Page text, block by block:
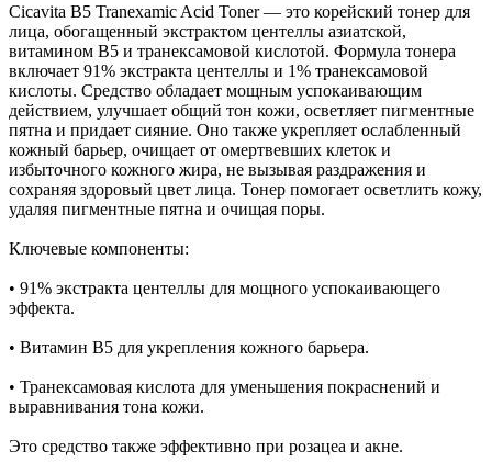
Cicavita B5 Tranexamic Acid Toner — это корейский тонер для
лица, обогащенный экстрактом центеллы азиатской,
витамином В5 и транексамовой кислотой. Формула тонера
включает 91% экстракта центеллы и 1% транексамовой
кислоты. Средство обладает мощным успокаивающим
действием, улучшает общий тон кожи, осветляет пигментные
пятна и придает сияние. Оно также укрепляет ослабленный
кожный барьер, очищает от омертвевших клеток и
избыточного кожного жира, не вызывая раздражения и
сохраняя здоровый цвет лица. Тонер помогает осветлить кожу,
удаляя пигментные пятна и очищая поры.
Ключевые компоненты:
• 91% экстракта центеллы для мощного успокаивающего
эффекта.
• Витамин B5 для укрепления кожного барьера.
• Транексамовая кислота для уменьшения покраснений и
выравнивания тона кожи.
Это средство также эффективно при розацеа и акне.